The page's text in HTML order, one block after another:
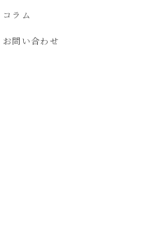
コラム
お問い合わせ